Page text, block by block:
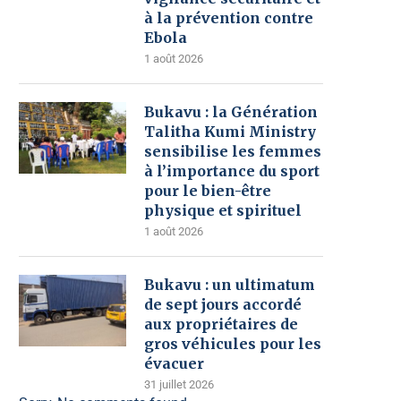
à la prévention contre
Ebola
1 août 2026
Bukavu : la Génération
Talitha Kumi Ministry
sensibilise les femmes
à l’importance du sport
pour le bien-être
physique et spirituel
1 août 2026
Bukavu : un ultimatum
de sept jours accordé
aux propriétaires de
gros véhicules pour les
évacuer
31 juillet 2026